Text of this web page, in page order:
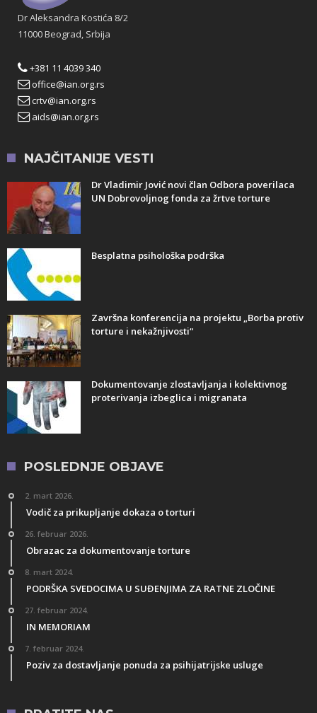
Dr Aleksandra Kostića 8/2
11000 Beograd, Srbija
+381 11 4039 340
office@ian.org.rs
crtv@ian.org.rs
aids@ian.org.rs
NAJČITANIJE VESTI
Dr Vladimir Jović novi član Odbora poverilaca
UN Dobrovoljnog fonda za žrtve torture
Besplatna psihološka podrška
Završna konferencija na projektu „Borba protiv
torture i nekažnjivosti“
Dokumentovanje zlostavljanja i kolektivnog
proterivanja izbeglica i migranata
POSLEDNJE OBJAVE
2. mart 2026.
Vodič za prikupljanje dokaza o torturi
26. februar 2026.
Obrazac za dokumentovanje torture
8. mart 2024.
PODRŠKA SVEDOCIMA U SUĐENJIMA ZA RATNE ZLOČINE
27. februar 2024.
IN MEMORIAM
7. februar 2024.
Poziv za dostavljanje ponuda za psihijatrijske usluge